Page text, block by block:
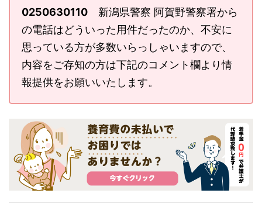
0250630110 新潟県警察 阿賀野警察署から
の電話はどういった用件だったのか、不安に
思っている方が多数いらっしゃいますので、
内容をご存知の方は下記のコメント欄より情
報提供をお願いいたします。